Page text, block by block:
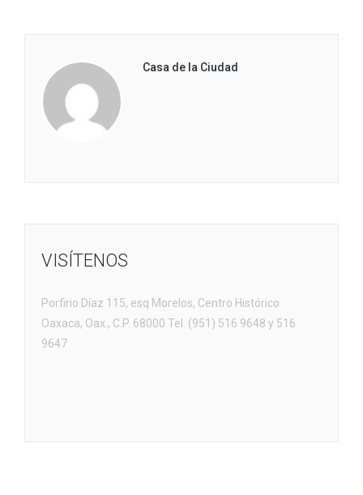
Casa de la Ciudad
VISÍTENOS
Porfirio Díaz 115, esq Morelos, Centro Histórico
Oaxaca, Oax., C.P. 68000 Tel. (951) 516 9648 y 516
9647